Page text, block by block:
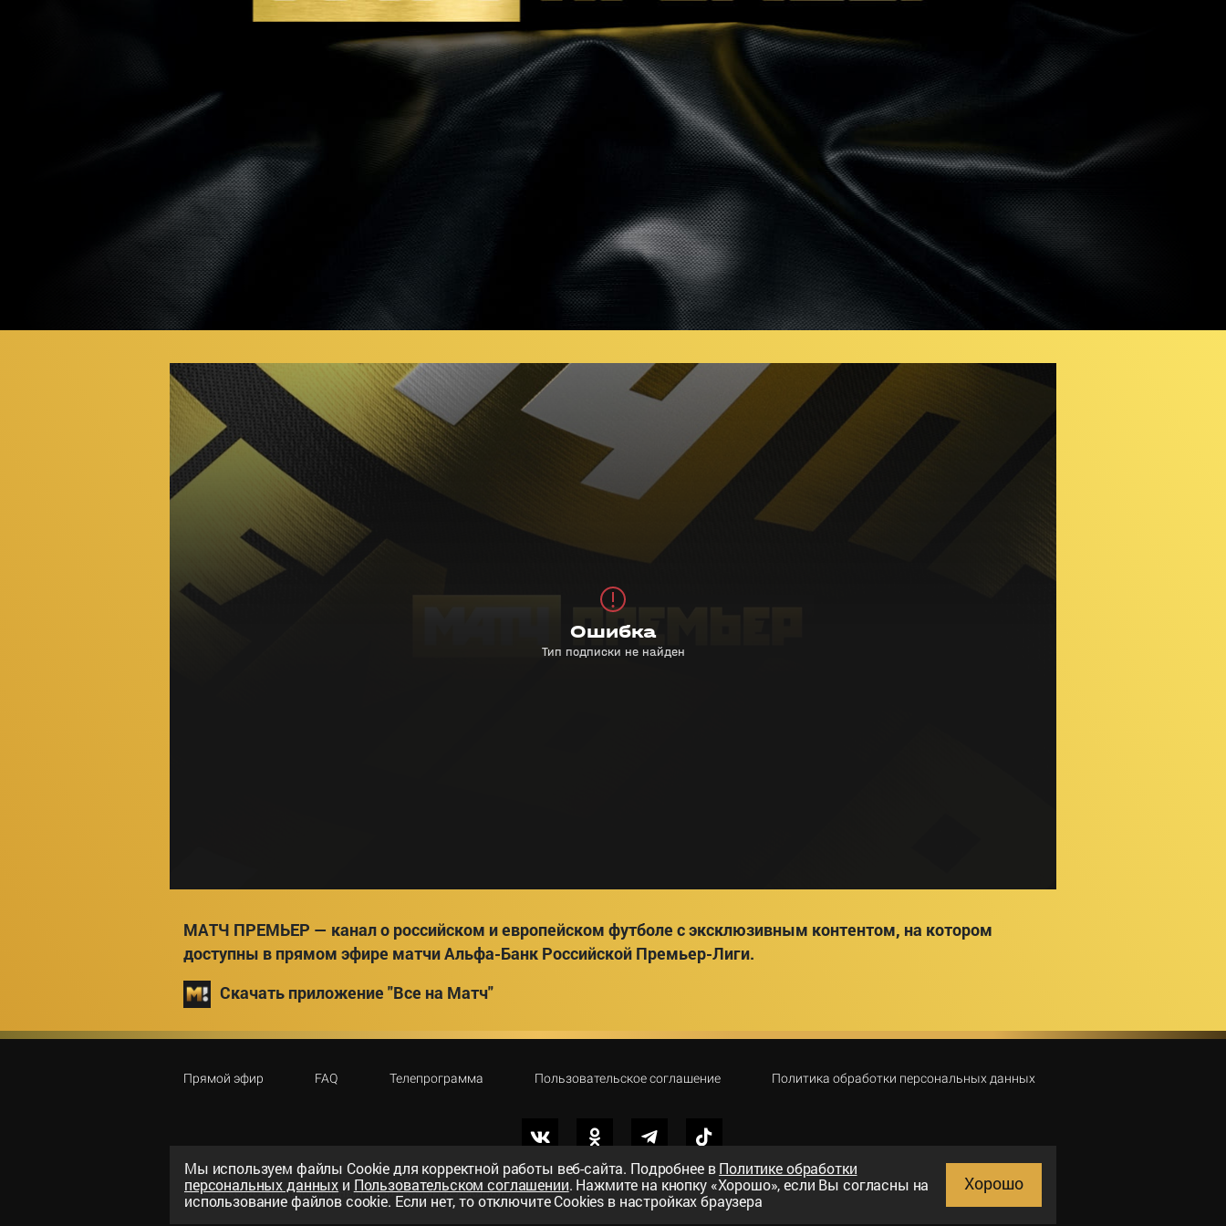
МАТЧ ПРЕМЬЕР — канал о российском и европейском футболе с эксклюзивным контентом, на котором
доступны в прямом эфире матчи Альфа-Банк Российской Премьер-Лиги.
Скачать приложение "Все на Матч"
Прямой эфир FAQ Телепрограмма Пользовательское соглашение Политика обработки персональных данных
©2026«ООО «Национальный спортивный телеканал» Поиск
Мы используем файлы Сookie для корректной работы веб-сайта. Подробнее вПолитике обработки
персональных данных и Пользовательском соглашении. Нажмите на кнопку «Хорошо», если Вы согласны на
использование файлов cookie. Если нет, то отключите Cookies в настройках браузера
Хорошо